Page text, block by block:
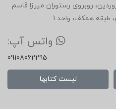
انقلاب، ابتدای خیابان 12 فروردین، روبروی رستوران میرزا قاسم
همکف، واحد 1
واتس آپ:
09108062295
لیست کتابها